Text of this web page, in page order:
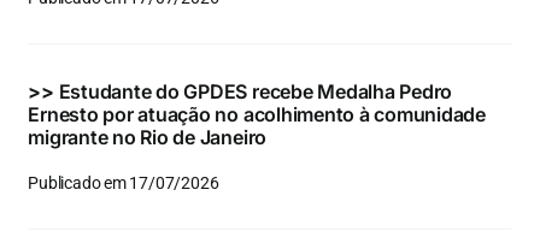
Eventos e Certificados
Buscar
para:
>> Estudante do GPDES recebe Medalha Pedro
Ernesto por atuação no acolhimento à comunidade
migrante no Rio de Janeiro
Publicado em 17/07/2026